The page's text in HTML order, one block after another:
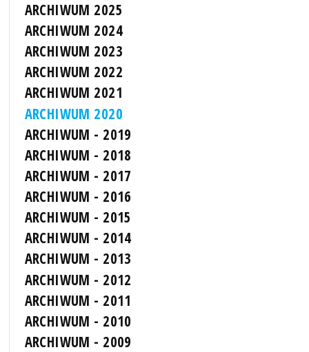
ARCHIWUM 2025
ARCHIWUM 2024
ARCHIWUM 2023
ARCHIWUM 2022
ARCHIWUM 2021
ARCHIWUM 2020
ARCHIWUM - 2019
ARCHIWUM - 2018
ARCHIWUM - 2017
ARCHIWUM - 2016
ARCHIWUM - 2015
ARCHIWUM - 2014
ARCHIWUM - 2013
ARCHIWUM - 2012
ARCHIWUM - 2011
ARCHIWUM - 2010
ARCHIWUM - 2009